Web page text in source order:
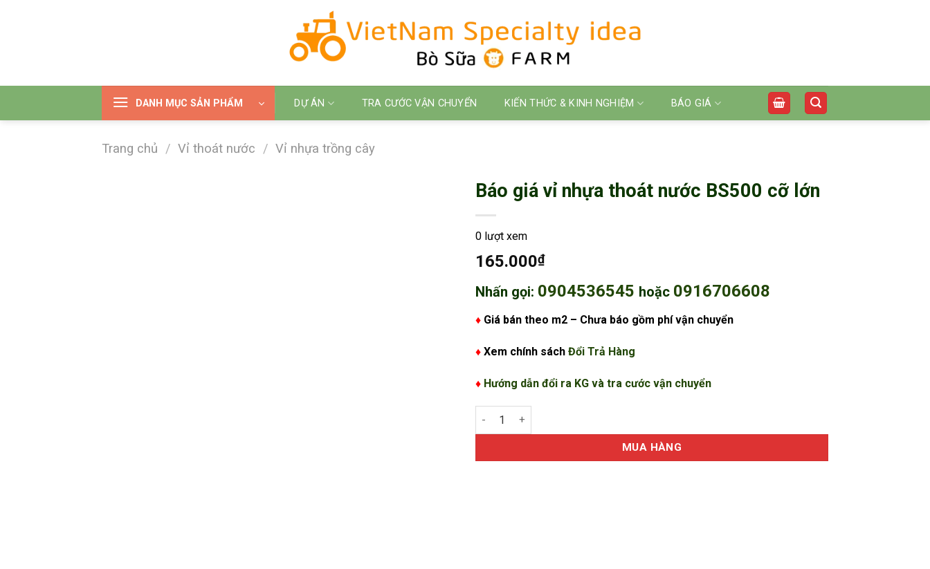
DANH MỤC SẢN PHẨM DỰ ÁN TRA CƯỚC VẬN CHUYỂN KIẾN THỨC & KINH NGHIỆM BÁO GIÁ
Trang chủ / Vỉ thoát nước / Vỉ nhựa trồng cây
Báo giá vỉ nhựa thoát nước BS500 cỡ lớn
0 lượt xem
165.000₫
Nhấn gọi: 0904536545 hoặc 0916706608
♦ Giá bán theo m2 – Chưa báo gồm phí vận chuyển
♦ Xem chính sách Đổi Trả Hàng
♦ Hướng dẫn đổi ra KG và tra cước vận chuyển
Báo giá vỉ nhựa thoát nước BS500 cỡ lớn số lượng
MUA HÀNG